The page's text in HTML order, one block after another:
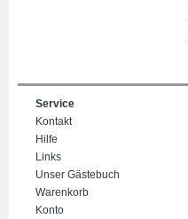
Service
Kontakt
Hilfe
Links
Unser Gästebuch
Warenkorb
Konto